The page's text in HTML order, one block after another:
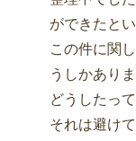
ができたと
この件に関
うしかありま
どうしたっ
それは避け